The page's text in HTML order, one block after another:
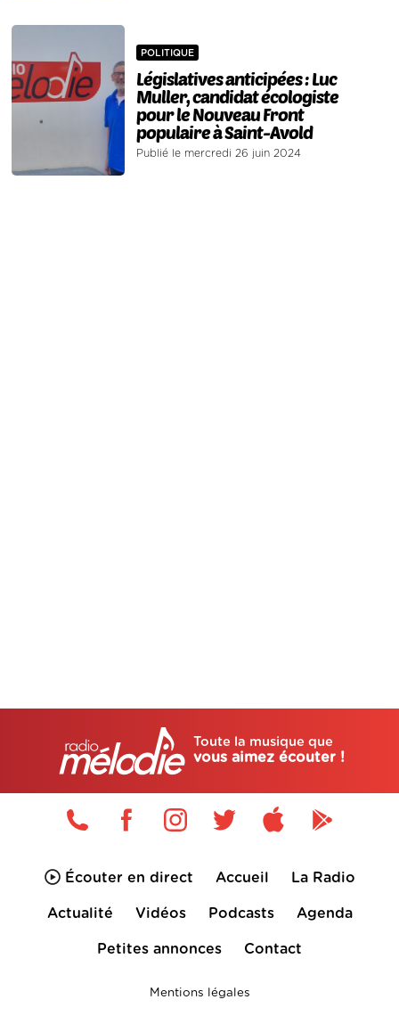
POLITIQUE
Législatives anticipées : Luc
Muller, candidat écologiste
pour le Nouveau Front
populaire à Saint-Avold
Publié le mercredi 26 juin 2024
Toute la musique que
vous aimez écouter !
Écouter en direct Accueil La Radio
Actualité Vidéos Podcasts Agenda
Petites annonces Contact
Mentions légales